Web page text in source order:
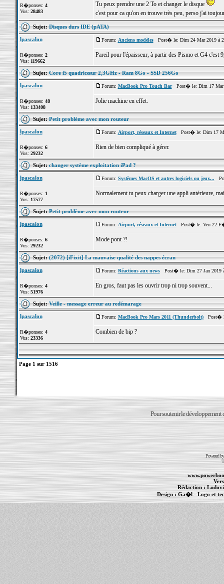
R�ponses: 4
Vus: 28483
Tu peux prendre une 2 To et changer le disque
c'est pour ca qu'on en trouve très peu, perso j'ai
Sujet:Disques durs IDE (pATA)
lpascalon
R�ponses: 2
Vus: 119662
Forum: Anciens modèlesPost� le: Dim 24 Mar 2019 à
Pareil pour l'épaisseur, à partir des Pismo et G4 c'est
Sujet:Core i5 quadricœur 2,3GHz - Ram 8Go - SSD 256Go
lpascalon
R�ponses: 48
Vus: 133408
Forum: MacBook Pro Touch BarPost� le: Dim 17 Mar
Jolie machine en effet.
Sujet:Petit problème avec mon routeur
lpascalon
R�ponses: 6
Vus: 29232
Forum: Airport, réseaux et InternetPost� le: Dim 17
Rien de bien compliqué à gérer.
Sujet:changer système exploitation iPad ?
lpascalon
R�ponses: 1
Vus: 17577
Forum: Systèmes MacOS et autres logiciels ou jeux...
Normalement tu peux charger une appli antérieure,
Sujet:Petit problème avec mon routeur
lpascalon
R�ponses: 6
Vus: 29232
Forum: Airport, réseaux et InternetPost� le: Ven 22
Mode pont ?!
Sujet:(2072) [iFixit] La mauvaise qualité des nappes écran
lpascalon
R�ponses: 4
Vus: 51976
Forum: Réactions aux newsPost� le: Dim 27 Jan 2019
En gros, faut pas les ouvrir trop ni trop souvent...
Sujet:Veille - message erreur au redémarage
lpascalon
R�ponses: 4
Vus: 23336
Forum: MacBook Pro Mars 2011 (Thunderbolt)Post�
Combien de bip ?
Page 1 sur 1516
Pour soutenir le développement
Powered
Rédaction :
Design : Ga�l- Logo et
MacBook Pro